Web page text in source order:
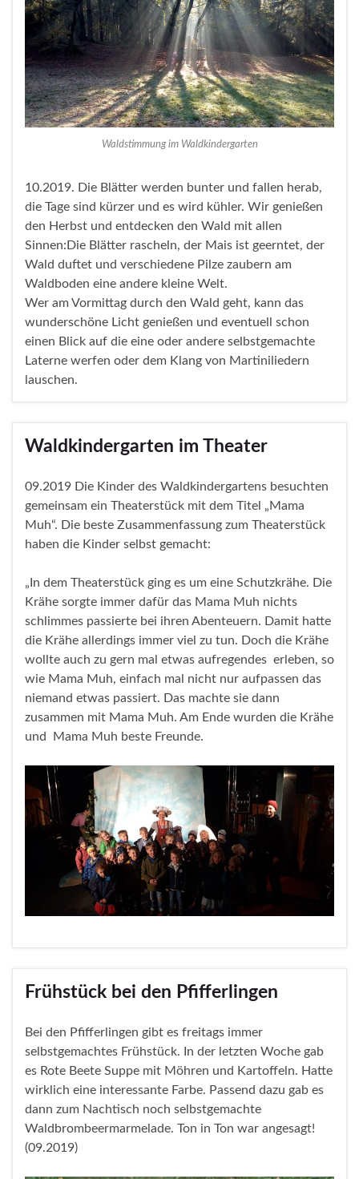
Waldstimmung im Waldkindergarten
10.2019. Die Blätter werden bunter und fallen herab,
die Tage sind kürzer und es wird kühler. Wir genießen
den Herbst und entdecken den Wald mit allen
Sinnen:Die Blätter rascheln, der Mais ist geerntet, der
Wald duftet und verschiedene Pilze zaubern am
Waldboden eine andere kleine Welt.
Wer am Vormittag durch den Wald geht, kann das
wunderschöne Licht genießen und eventuell schon
einen Blick auf die eine oder andere selbstgemachte
Laterne werfen oder dem Klang von Martiniliedern
lauschen.
Waldkindergarten im Theater
09.2019 Die Kinder des Waldkindergartens besuchten
gemeinsam ein Theaterstück mit dem Titel „Mama
Muh“. Die beste Zusammenfassung zum Theaterstück
haben die Kinder selbst gemacht:
„In dem Theaterstück ging es um eine Schutzkrähe. Die
Krähe sorgte immer dafür das Mama Muh nichts
schlimmes passierte bei ihren Abenteuern. Damit hatte
die Krähe allerdings immer viel zu tun. Doch die Krähe
wollte auch zu gern mal etwas aufregendes erleben, so
wie Mama Muh, einfach mal nicht nur aufpassen das
niemand etwas passiert. Das machte sie dann
zusammen mit Mama Muh. Am Ende wurden die Krähe
und Mama Muh beste Freunde.
Frühstück bei den Pfifferlingen
Bei den Pfifferlingen gibt es freitags immer
selbstgemachtes Frühstück. In der letzten Woche gab
es Rote Beete Suppe mit Möhren und Kartoffeln. Hatte
wirklich eine interessante Farbe. Passend dazu gab es
dann zum Nachtisch noch selbstgemachte
Waldbrombeermarmelade. Ton in Ton war angesagt!
(09.2019)